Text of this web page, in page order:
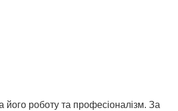
його роботу та професіоналізм. За